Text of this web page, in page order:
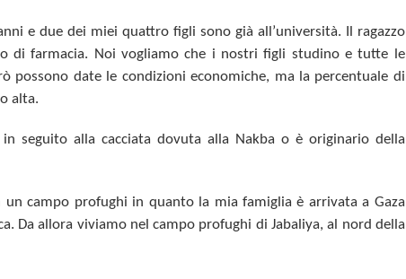
e due dei miei quattro figli sono già all’università. Il ragazzo
di farmacia. Noi vogliamo che i nostri figli studino e tutte le
possono date le condizioni economiche, ma la percentuale di
alta.
seguito alla cacciata dovuta alla Nakba o è originario della
campo profughi in quanto la mia famiglia è arrivata a Gaza
Da allora viviamo nel campo profughi di Jabaliya, al nord della